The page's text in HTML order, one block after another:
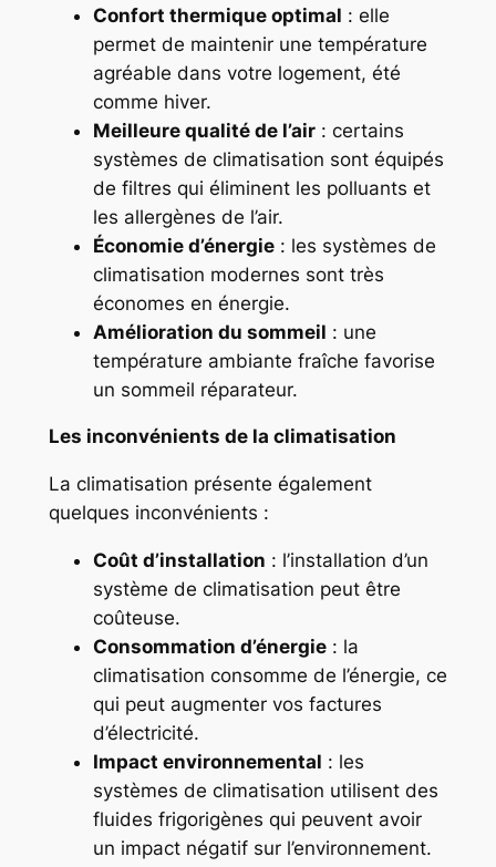
Confort thermique optimal : elle
permet de maintenir une température
agréable dans votre logement, été
comme hiver.
Meilleure qualité de l’air: certains
systèmes de climatisation sont équipés
de filtres qui éliminent les polluants et
les allergènes de l’air.
Économie d’énergie: les systèmes de
climatisation modernes sont très
économes en énergie.
Amélioration du sommeil : une
température ambiante fraîche favorise
un sommeil réparateur.
Les inconvénients de la climatisation
La climatisation présente également
quelques inconvénients :
Coût d’installation : l’installation d’un
système de climatisation peut être
coûteuse.
Consommation d’énergie: la
climatisation consomme de l’énergie, ce
qui peut augmenter vos factures
d’électricité.
Impact environnemental : les
systèmes de climatisation utilisent des
fluides frigorigènes qui peuvent avoir
un impact négatif sur l’environnement.